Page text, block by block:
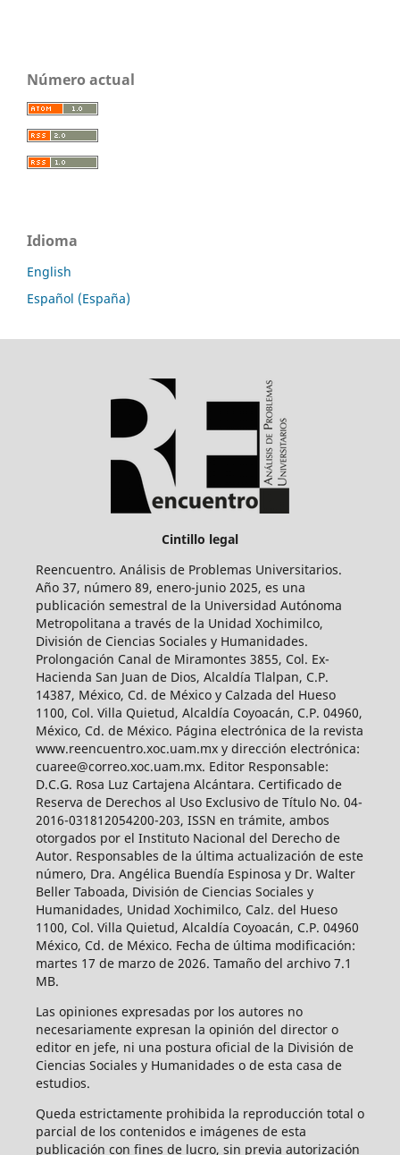
Número actual
Idioma
English
Español (España)
Cintillo legal
Reencuentro. Análisis de Problemas Universitarios.
Año 37, número 89, enero-junio 2025, es una
publicación semestral de la Universidad Autónoma
Metropolitana a través de la Unidad Xochimilco,
División de Ciencias Sociales y Humanidades.
Prolongación Canal de Miramontes 3855, Col. Ex-
Hacienda San Juan de Dios, Alcaldía Tlalpan, C.P.
14387, México, Cd. de México y Calzada del Hueso
1100, Col. Villa Quietud, Alcaldía Coyoacán, C.P. 04960,
México, Cd. de México. Página electrónica de la revista
www.reencuentro.xoc.uam.mx y dirección electrónica:
cuaree@correo.xoc.uam.mx. Editor Responsable:
D.C.G. Rosa Luz Cartajena Alcántara. Certificado de
Reserva de Derechos al Uso Exclusivo de Título No. 04-
2016-031812054200-203, ISSN en trámite, ambos
otorgados por el Instituto Nacional del Derecho de
Autor. Responsables de la última actualización de este
número, Dra. Angélica Buendía Espinosa y Dr. Walter
Beller Taboada, División de Ciencias Sociales y
Humanidades, Unidad Xochimilco, Calz. del Hueso
1100, Col. Villa Quietud, Alcaldía Coyoacán, C.P. 04960
México, Cd. de México. Fecha de última modificación:
martes 17 de marzo de 2026. Tamaño del archivo 7.1
MB.
Las opiniones expresadas por los autores no
necesariamente expresan la opinión del director o
editor en jefe, ni una postura oficial de la División de
Ciencias Sociales y Humanidades o de esta casa de
estudios.
Queda estrictamente prohibida la reproducción total o
parcial de los contenidos e imágenes de esta
publicación con fines de lucro, sin previa autorización